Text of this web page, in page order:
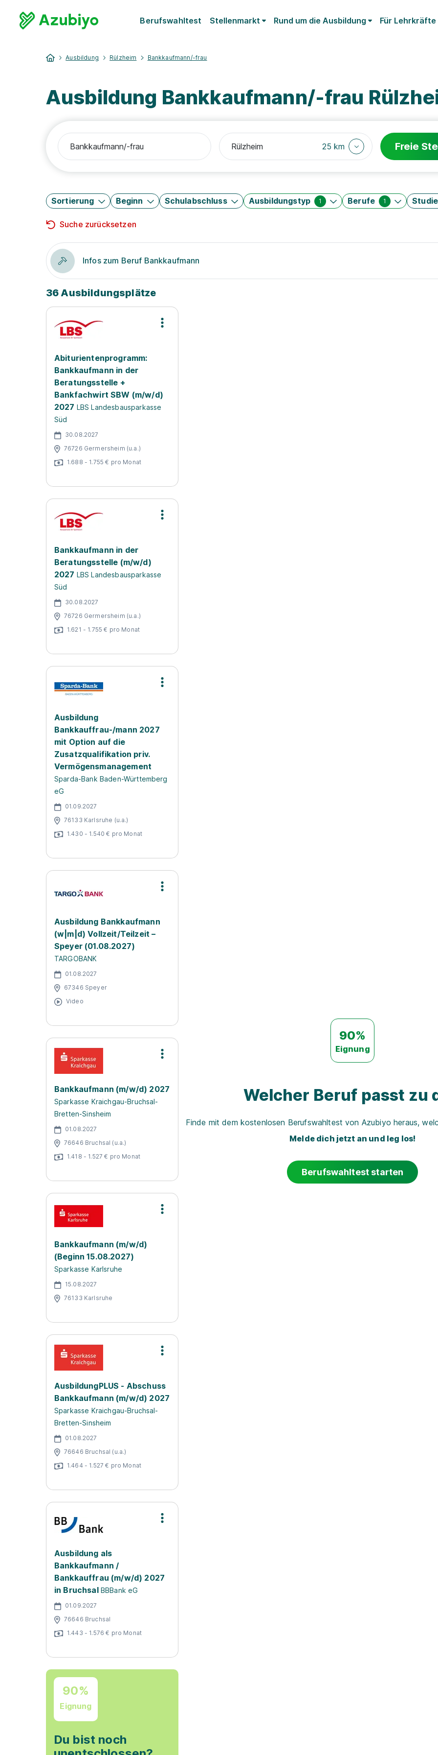
Berufswahltest Stellenmarkt Rund um die Ausbildung Für Lehrkräfte
Ausbildung Rülzheim Bankkaufmann/-frau
Ausbildung Bankkaufmann/-frau
25 km Freie
Sortierung Beginn Schulabschluss Ausbildungstyp 1 Berufe 1
Suche zurücksetzen
Infos zum Beruf Bankkaufmann
36 Ausbildungsplätze
Abiturientenprogramm:
Bankkaufmann in der
Beratungsstelle +
Bankfachwirt SBW (m/w/d)
2027 LBS Landesbausparkasse
Süd
30.08.2027
76726 Germersheim (u.a.)
1.688 - 1.755 € pro Monat
Bankkaufmann in der
Beratungsstelle (m/w/d)
2027 LBS Landesbausparkasse
Süd
30.08.2027
76726 Germersheim (u.a.)
1.621 - 1.755 € pro Monat
Ausbildung
Bankkauffrau-/mann 2027
mit Option auf die
Zusatzqualifikation priv.
Vermögensmanagement
Sparda-Bank Baden-Württemberg
eG
01.09.2027
76133 Karlsruhe (u.a.)
1.430 - 1.540 € pro Monat
Ausbildung Bankkaufmann
(w|m|d) Vollzeit/Teilzeit –
Speyer (01.08.2027)
TARGOBANK
01.08.2027
67346 Speyer
Video
Bankkaufmann (m/w/d) 2027
Sparkasse Kraichgau-Bruchsal-
Bretten-Sinsheim
01.08.2027
76646 Bruchsal (u.a.)
1.418 - 1.527 € pro Monat
Bankkaufmann (m/w/d)
(Beginn 15.08.2027)
Sparkasse Karlsruhe
15.08.2027
76133 Karlsruhe
AusbildungPLUS - Abschuss
Bankkaufmann (m/w/d) 2027
Sparkasse Kraichgau-Bruchsal-
Bretten-Sinsheim
01.08.2027
76646 Bruchsal (u.a.)
1.464 - 1.527 € pro Monat
Ausbildung als
Bankkaufmann /
Bankkauffrau (m/w/d) 2027
in Bruchsal BBBank eG
01.09.2027
76646 Bruchsal
1.443 - 1.576 € pro Monat
90%
Eignung
Du bist noch
90%
Eignung
Welcher Beruf passt zu
Finde mit dem kostenlosen Berufswahltest von Azubiyo heraus,
Melde dich jetzt an und leg los!
Berufswahltest starten